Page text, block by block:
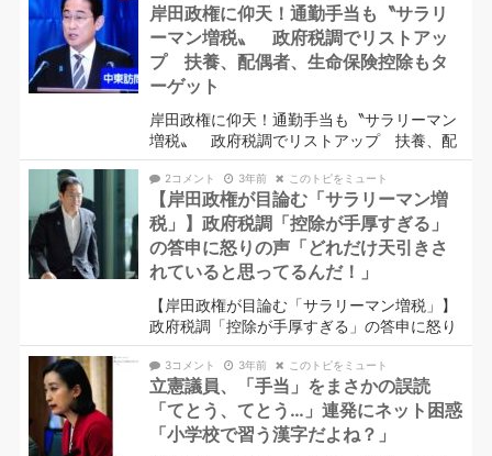
岸田政権に仰天！通勤手当も〝サラリ
ーマン増税〟 政府税調でリストアッ
プ 扶養、配偶者、生命保険控除もタ
ーゲット
岸田政権に仰天！通勤手当も〝サラリーマン
増税〟 政府税調でリストアップ 扶養、配
2コメント 3年前 このトピをミュート
【岸田政権が目論む「サラリーマン増
税」】政府税調「控除が手厚すぎる」
の答申に怒りの声「どれだけ天引きさ
れていると思ってるんだ！」
【岸田政権が目論む「サラリーマン増税」】
政府税調「控除が手厚すぎる」の答申に怒り
3コメント 3年前 このトピをミュート
立憲議員、「手当」をまさかの誤読
「てとう、てとう…」連発にネット困惑
「小学校で習う漢字だよね？」